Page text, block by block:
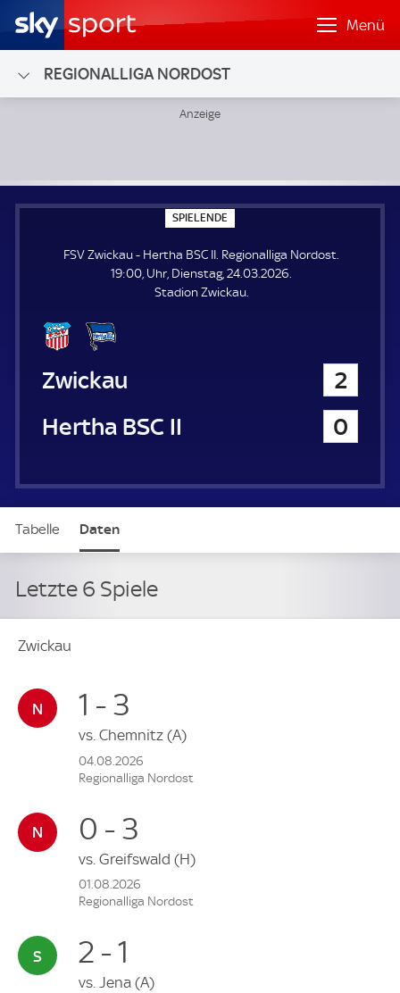
Menü
REGIONALLIGA NORDOST
SPIELENDE
P
E
L
E
N
FSV Zwickau - Hertha BSC II. Regionalliga Nordost.
19:00, Uhr, Dienstag, 24.03.2026.
Stadion Zwickau.
FSV Zwickau
2
Hertha BSC II
0
Tabelle Daten
Letzte 6 Spiele
Zwickau
1 - 3
vs. Chemnitz (A)
04.08.2026
Regionalliga Nordost
0 - 3
vs. Greifswald (H)
01.08.2026
Regionalliga Nordost
2 - 1
vs. Jena (A)